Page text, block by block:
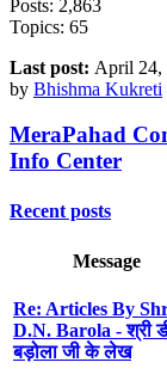
Posts: 2,863
Topics: 65
Last post: April 24,
by Bhishma Kukreti
MeraPahad
Info Center
Recent posts
Message
Re: Articles By
D.N. Barola - श्री
बड़ोला जी के लेख